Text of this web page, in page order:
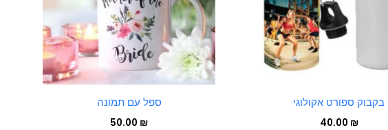
בקבוק ספורט אקולוגי
40.00 ₪
ספל עם תמונה
50.00 ₪